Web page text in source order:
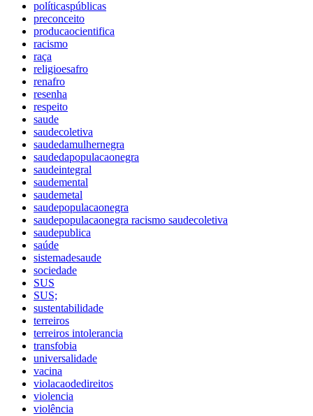
políticaspúblicas
preconceito
producaocientifica
racismo
raça
religioesafro
renafro
resenha
respeito
saude
saudecoletiva
saudedamulhernegra
saudedapopulacaonegra
saudeintegral
saudemental
saudemetal
saudepopulacaonegra
saudepopulacaonegra racismo saudecoletiva
saudepublica
saúde
sistemadesaude
sociedade
SUS
SUS;
sustentabilidade
terreiros
terreiros intolerancia
transfobia
universalidade
vacina
violacaodedireitos
violencia
violência